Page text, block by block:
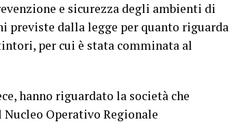
e sicurezza degli ambienti di
previste dalla legge per quanto riguarda
per cui è stata comminata al
hanno riguardato la società che
Operativo Regionale